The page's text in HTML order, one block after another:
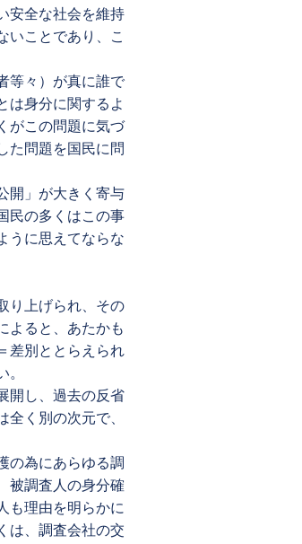
安全な社会を維持
いことであり、こ
等々）が真に誰で
は身分に関するよ
がこの問題に気づ
た問題を国民に問
開」が大きく寄与
民の多くはこの事
うに思えてならな
り上げられ、その
よると、あたかも
差別ととらえられ
開し、過去の反省
く別の次元で、
の為にあらゆる調
被調査人の身分確
も理由を明らかに
は、調査会社の交